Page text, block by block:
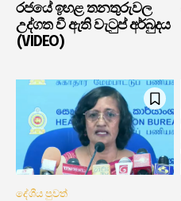
රජයේ ඉහළ තනතුරුවල
උද්ගත වී ඇති වැටුප් අර්බුදය
(VIDEO)
දේශීය පුවත්